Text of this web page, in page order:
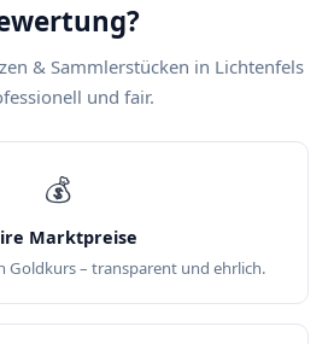
& Sammlerstücken in Lichtenfels
und fair.
💰
Marktpreise
Goldkurs – transparent und ehrlich.